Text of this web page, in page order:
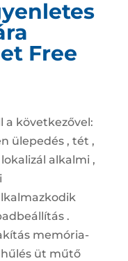
Free
a következővel:
ülepedés , tét ,
alkalmi ,
.
memória-
üt műtő